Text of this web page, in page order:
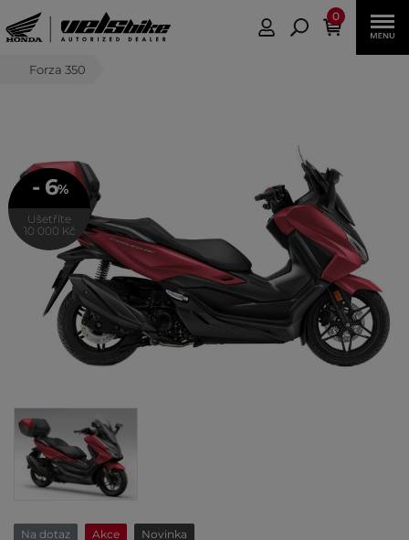
0
Forza 350
- 6%
Ušetříte
10 000 Kč
Na dotaz Akce Novinka